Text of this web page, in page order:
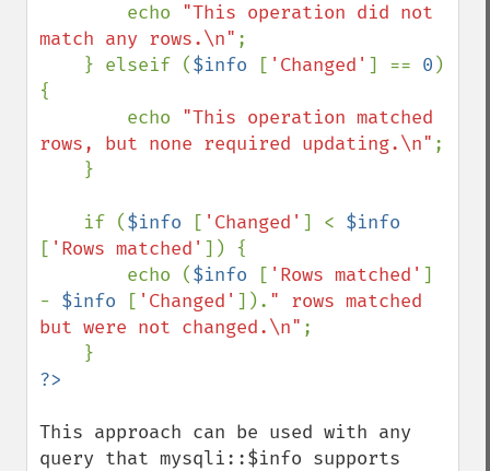
        echo
"This operation did not
match any rows.\n" ;
    } elseif (
$info [ 'Changed' ] == 0 )
{
        echo
"This operation matched
rows, but none required updating.\n" ;
    if (
$info [ 'Changed' ] <
[ 'Rows matched' ]) {
        echo (
$info [ 'Rows matched' ]
- $info [ 'Changed' ]). " rows matched
but were not changed.\n" ;
This approach can be used with any
query that mysqli::$info supports